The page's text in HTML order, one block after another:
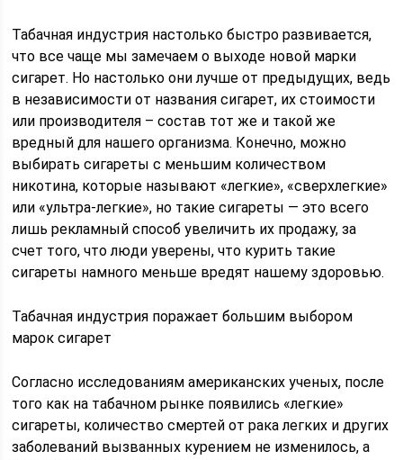
Табачная индустрия настолько быстро развивается,
что все чаще мы замечаем о выходе новой марки
сигарет. Но настолько они лучше от предыдущих, ведь
в независимости от названия сигарет, их стоимости
или производителя – состав тот же и такой же
вредный для нашего организма. Конечно, можно
выбирать сигареты с меньшим количеством
никотина, которые называют «легкие», «сверхлегкие»
или «ультра-легкие», но такие сигареты — это всего
лишь рекламный способ увеличить их продажу, за
счет того, что люди уверены, что курить такие
сигареты намного меньше вредят нашему здоровью.
Табачная индустрия поражает большим выбором
марок сигарет
Согласно исследованиям американских ученых, после
того как на табачном рынке появились «легкие»
сигареты, количество смертей от рака легких и других
заболеваний вызванных курением не изменилось, а